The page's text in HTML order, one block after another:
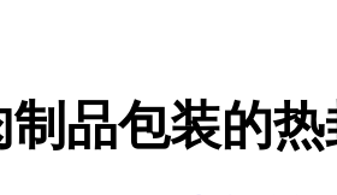
制品包装的